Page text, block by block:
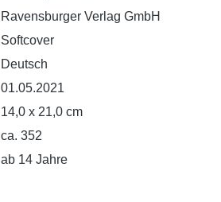
Ravensburger Verlag GmbH
Softcover
Deutsch
01.05.2021
14,0 x 21,0 cm
ca. 352
ab 14 Jahre